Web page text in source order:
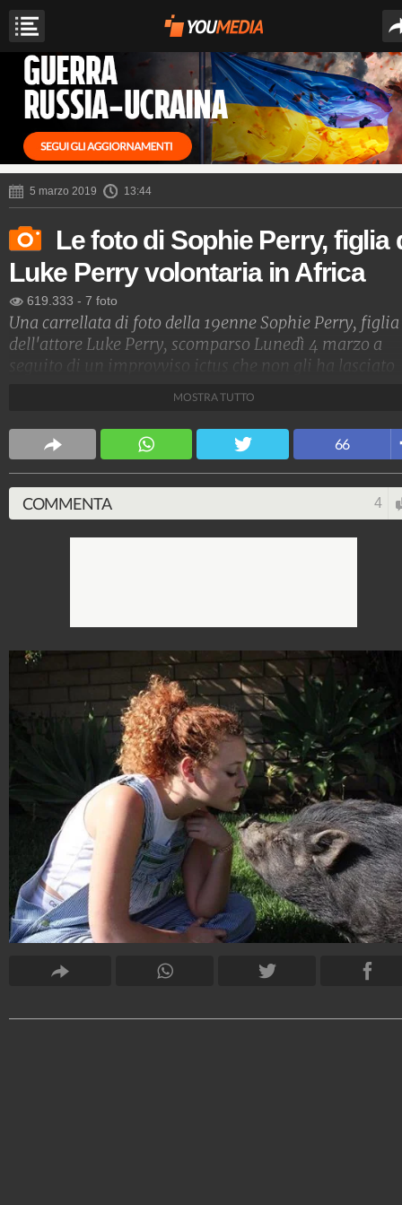
5 marzo 2019 13:44
Le foto di Sophie Perry, figlia
Luke Perry volontaria in Africa
619.333 - 7 foto
Una carrellata di foto della 19enne Sophie Perry, figlia
dell'attore Luke Perry, scomparso Lunedì 4 marzo a
seguito di un improvviso ictus che non gli ha lasciato
Spettacolo Fanpage
4.053.341.116 9.454 video 76.076 foto
MOSTRA TUTTO
66
COMMENTA 4